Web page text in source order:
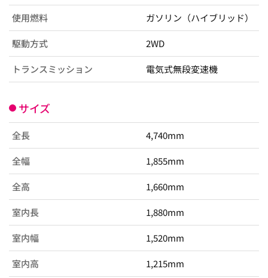
使用燃料 ガソリン（ハイブリッド）
駆動方式 2WD
トランスミッション 電気式無段変速機
サイズ
全長 4,740mm
全幅 1,855mm
全高 1,660mm
室内長 1,880mm
室内幅 1,520mm
室内高 1,215mm